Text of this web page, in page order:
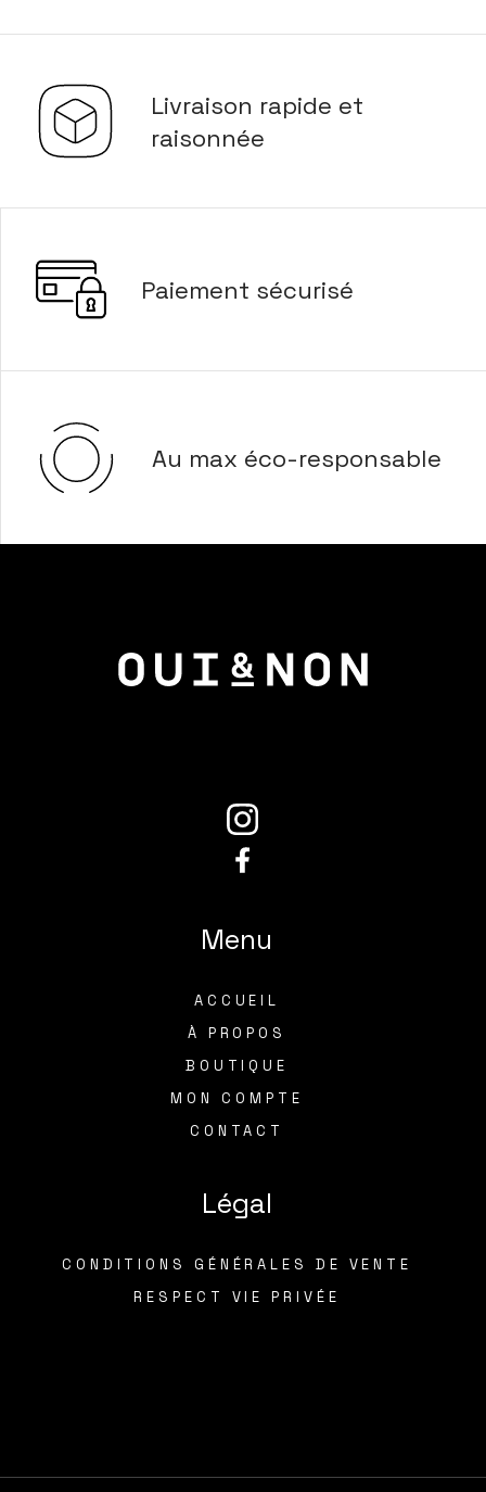
Livraison rapide et
raisonnée
Paiement sécurisé
Au max éco-responsable
Menu
ACCUEIL
À PROPOS
BOUTIQUE
MON COMPTE
CONTACT
Légal
CONDITIONS GÉNÉRALES DE VENTE
RESPECT VIE PRIVÉE